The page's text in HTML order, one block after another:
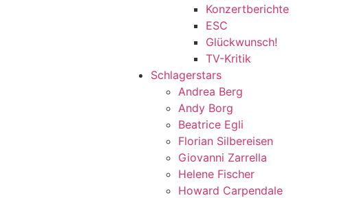
Konzertberichte
ESC
Glückwunsch!
TV-Kritik
Schlagerstars
Andrea Berg
Andy Borg
Beatrice Egli
Florian Silbereisen
Giovanni Zarrella
Helene Fischer
Howard Carpendale